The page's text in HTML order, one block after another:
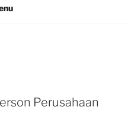
Perusahaan